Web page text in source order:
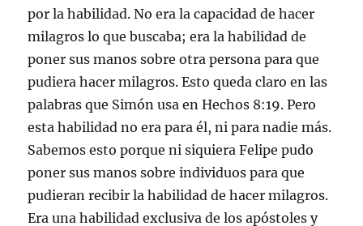
por la habilidad. No era la capacidad de hacer
milagros lo que buscaba; era la habilidad de
poner sus manos sobre otra persona para que
pudiera hacer milagros. Esto queda claro en las
palabras que Simón usa en Hechos 8:19. Pero
esta habilidad no era para él, ni para nadie más.
Sabemos esto porque ni siquiera Felipe pudo
poner sus manos sobre individuos para que
pudieran recibir la habilidad de hacer milagros.
Era una habilidad exclusiva de los apóstoles y